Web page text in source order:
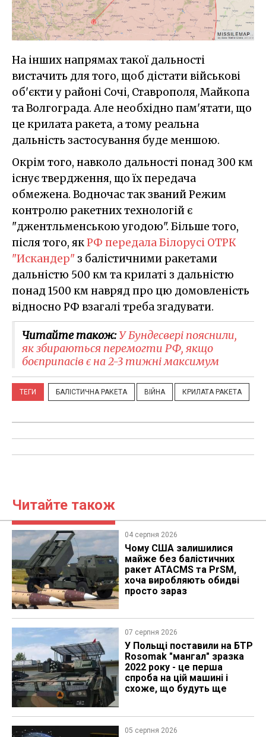
На інших напрямах такої дальності
вистачить для того, щоб дістати військові
об'єкти у районі Сочі, Ставрополя, Майкопа
та Волгограда. Але необхідно пам'ятати, що
це крилата ракета, а тому реальна
дальність застосування буде меншою.
Окрім того, навколо дальності понад 300 км
існує твердження, що їх передача
обмежена. Водночас так званий Режим
контролю ракетних технологій є
"джентльменською угодою". Більше того,
після того, якРФ передала Білорусі ОТРК
"Искандер" з балістичними ракетами
дальністю 500 км та крилаті з дальністю
понад 1500 км навряд про цю домовленість
відносно РФ взагалі треба згадувати.
Читайте також:У Бундесвері пояснили,
як збираються перемогти РФ, якщо
боєприпасів є на 2-3 тижні максимум
ТЕГИ БАЛІСТИЧНА РАКЕТА ВІЙНА КРИЛАТА РАКЕТА
Читайте також
04 серпня 2026
Чому США залишилися
майже без балістичних
ракет ATACMS та PrSM,
хоча виробляють обидві
просто зараз
07 серпня 2026
У Польщі поставили на БТР
Rosomak "мангал" зразка
2022 року - це перша
спроба на цій машині і
схоже, що будуть ще
05 серпня 2026